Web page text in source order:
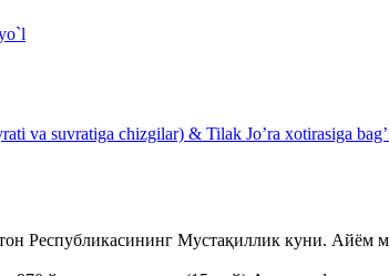
va suvratiga chizgilar) & Tilak Jo’ra xotirasiga
Республикасининг Мустақиллик куни.